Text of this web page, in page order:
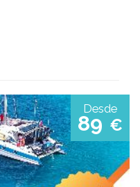
Desde
89 €